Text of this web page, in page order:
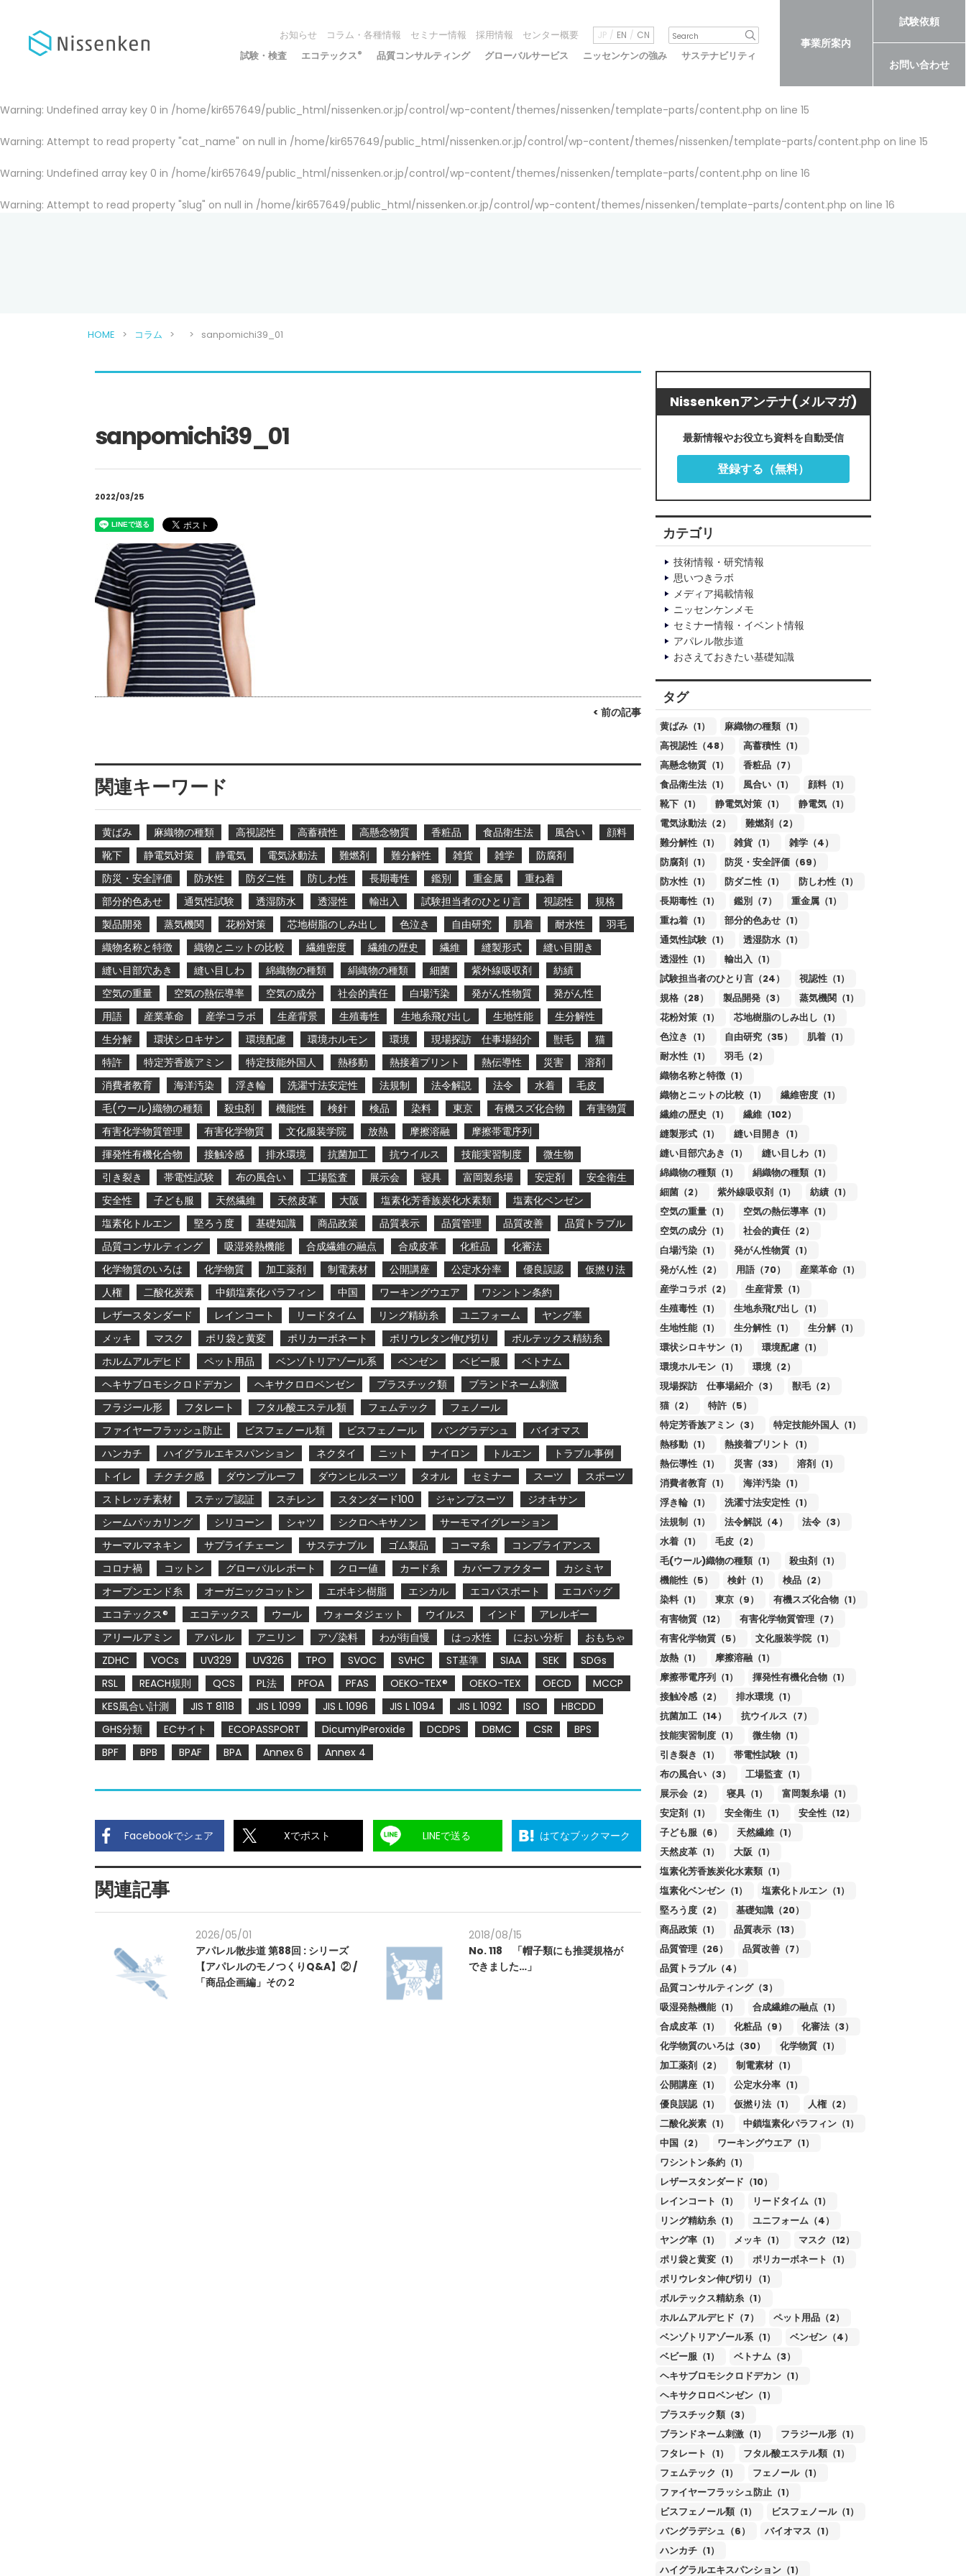
お知らせ コラム・各種情報 セミナー情報 採用情報 センター概要 JP EN CN
試験・検査 エコテックス® 品質コンサルティング グローバルサービス ニッセンケンの強み サステナビリティ
事業所案内
試験依頼
お問い合わせ
Warning: Undefined array key 0 in /home/kir657649/public_html/nissenken.or.jp/control/wp-content/themes/nissenken/template-parts/content.php on line 15
Warning: Attempt to read property "cat_name" on null in /home/kir657649/public_html/nissenken.or.jp/control/wp-content/themes/nissenken/template-parts/content.php on line 15
Warning: Undefined array key 0 in /home/kir657649/public_html/nissenken.or.jp/control/wp-content/themes/nissenken/template-parts/content.php on line 16
Warning: Attempt to read property "slug" on null in /home/kir657649/public_html/nissenken.or.jp/control/wp-content/themes/nissenken/template-parts/content.php on line 16
HOME コラム sanpomichi39_01
sanpomichi39_01
2022/03/25
< 前の記事
関連キーワード
黄ばみ 麻織物の種類 高視認性 高蓄積性 高懸念物質 香粧品 食品衛生法 風合い
顔料
靴下
静電気対策 静電気 電気泳動法 難燃剤 難分解性 雑貨 雑学
防腐剤
防災・安全評価
防水性 防ダニ性 防しわ性 長期毒性 鑑別 重金属
重ね着
部分的色あせ
通気性試験 透湿防水 透湿性 輸出入 試験担当者のひとり言 視認性
規格
製品開発
蒸気機関 花粉対策 芯地樹脂のしみ出し 色泣き 自由研究 肌着 耐水性
羽毛
織物名称と特徴
織物とニットの比較 繊維密度 繊維の歴史 繊維 縫製形式
縫い目開き
縫い目部穴あき
縫い目しわ 綿織物の種類 絹織物の種類 細菌 紫外線吸収剤
紡績
空気の重量
空気の熱伝導率 空気の成分 社会的責任 白場汚染 発がん性物質
発がん性
用語
産業革命 産学コラボ 生産背景 生殖毒性 生地糸飛び出し 生地性能
生分解性
生分解
環状シロキサン 環境配慮 環境ホルモン 環境 現場探訪 仕事場紹介 獣毛
猫
特許
特定芳香族アミン 特定技能外国人 熱移動 熱接着プリント 熱伝導性 災害
溶剤
消費者教育
海洋汚染 浮き輪 洗濯寸法安定性 法規制 法令解説 法令 水着
毛皮
毛(ウール)織物の種類
殺虫剤 機能性 検針 検品 染料 東京 有機スズ化合物
有害物質
有害化学物質管理
有害化学物質 文化服装学院 放熱 摩擦溶融
摩擦帯電序列
揮発性有機化合物
接触冷感 排水環境 抗菌加工 抗ウイルス 技能実習制度
微生物
引き裂き
帯電性試験 布の風合い 工場監査 展示会 寝具 富岡製糸場 安定剤
安全衛生
安全性
子ども服 天然繊維 天然皮革 大阪 塩素化芳香族炭化水素類
塩素化ベンゼン
塩素化トルエン
堅ろう度 基礎知識 商品政策 品質表示 品質管理 品質改善
品質トラブル
品質コンサルティング
吸湿発熱機能 合成繊維の融点 合成皮革 化粧品
化審法
化学物質のいろは
化学物質 加工薬剤 制電素材 公開講座 公定水分率 優良誤認
仮撚り法
人権
二酸化炭素 中鎖塩素化パラフィン 中国 ワーキングウエア
ワシントン条約
レザースタンダード
レインコート リードタイム リング精紡糸 ユニフォーム
ヤング率
メッキ
マスク ポリ袋と黄変 ポリカーボネート ポリウレタン伸び切り
ボルテックス精紡糸
ホルムアルデヒド
ペット用品 ベンゾトリアゾール系 ベンゼン ベビー服
ベトナム
ヘキサブロモシクロドデカン
ヘキサクロロベンゼン プラスチック類
ブランドネーム刺激
フラジール形
フタレート フタル酸エステル類 フェムテック
フェノール
ファイヤーフラッシュ防止
ビスフェノール類 ビスフェノール バングラデシュ
バイオマス
ハンカチ
ハイグラルエキスパンション ネクタイ ニット ナイロン トルエン
トラブル事例
トイレ
チクチク感 ダウンプルーフ ダウンヒルスーツ タオル セミナー スーツ
スポーツ
ストレッチ素材
ステップ認証 スチレン スタンダード100 ジャンプスーツ
ジオキサン
シームパッカリング
シリコーン シャツ シクロヘキサノン
サーモマイグレーション
サーマルマネキン
サプライチェーン サステナブル ゴム製品 コーマ糸
コンプライアンス
コロナ禍
コットン グローバルレポート クロー値 カード糸 カバーファクター
カシミヤ
オープンエンド糸
オーガニックコットン エポキシ樹脂 エシカル エコパスポート
エコバッグ
エコテックス®
エコテックス ウール ウォータジェット ウイルス インド
アレルギー
アリールアミン
アパレル アニリン アゾ染料 わが街自慢 はっ水性 におい分析
おもちゃ
ZDHC
VOCs UV329 UV326 TPO SVOC SVHC ST基準 SIAA SEK
SDGs
RSL
REACH規則 QCS PL法 PFOA PFAS OEKO-TEX® OEKO-TEX OECD
MCCP
KES風合い計測
JIS T 8118 JIS L 1099 JIS L 1096 JIS L 1094 JIS L 1092 ISO
HBCDD
GHS分類
ECサイト ECOPASSPORT DicumylPeroxide DCDPS DBMC CSR
BPS
BPF
BPB BPAF BPA Annex 6 Annex 4
Facebookでシェア Xでポスト LINEで送る はてなブックマーク
関連記事
2026/05/01
アパレル散歩道 第88回 : シリーズ
【アパレルのモノつくりQ&A】② /
「商品企画編」その２
2018/08/15
No. 118 「帽子類にも推奨規格が
できました…」
Nissenkenアンテナ(メルマガ)
最新情報やお役立ち資料を自動受信
登録する（無料）
カテゴリ
技術情報・研究情報
思いつきラボ
メディア掲載情報
ニッセンケンメモ
セミナー情報・イベント情報
アパレル散歩道
おさえておきたい基礎知識
タグ
黄ばみ（1）
麻織物の種類（1）
高視認性（48）
高蓄積性（1）
高懸念物質（1）
香粧品（7）
食品衛生法（1）
風合い（1）
顔料（1）
靴下（1）
静電気対策（1）
静電気（1）
電気泳動法（2）
難燃剤（2）
難分解性（1）
雑貨（1）
雑学（4）
防腐剤（1）
防災・安全評価（69）
防水性（1）
防ダニ性（1）
防しわ性（1）
長期毒性（1）
鑑別（7）
重金属（1）
重ね着（1）
部分的色あせ（1）
通気性試験（1）
透湿防水（1）
透湿性（1）
輸出入（1）
試験担当者のひとり言（24）
視認性（1）
規格（28）
製品開発（3）
蒸気機関（1）
花粉対策（1）
芯地樹脂のしみ出し（1）
色泣き（1）
自由研究（35）
肌着（1）
耐水性（1）
羽毛（2）
織物名称と特徴（1）
織物とニットの比較（1）
繊維密度（1）
繊維の歴史（1）
繊維（102）
縫製形式（1）
縫い目開き（1）
縫い目部穴あき（1）
縫い目しわ（1）
綿織物の種類（1）
絹織物の種類（1）
細菌（2）
紫外線吸収剤（1）
紡績（1）
空気の重量（1）
空気の熱伝導率（1）
空気の成分（1）
社会的責任（2）
白場汚染（1）
発がん性物質（1）
発がん性（2）
用語（70）
産業革命（1）
産学コラボ（2）
生産背景（1）
生殖毒性（1）
生地糸飛び出し（1）
生地性能（1）
生分解性（1）
生分解（1）
環状シロキサン（1）
環境配慮（1）
環境ホルモン（1）
環境（2）
現場探訪 仕事場紹介（3）
獣毛（2）
猫（2）
特許（5）
特定芳香族アミン（3）
特定技能外国人（1）
熱移動（1）
熱接着プリント（1）
熱伝導性（1）
災害（33）
溶剤（1）
消費者教育（1）
海洋汚染（1）
浮き輪（1）
洗濯寸法安定性（1）
法規制（1）
法令解説（4）
法令（3）
水着（1）
毛皮（2）
毛(ウール)織物の種類（1）
殺虫剤（1）
機能性（5）
検針（1）
検品（2）
染料（1）
東京（9）
有機スズ化合物（1）
有害物質（12）
有害化学物質管理（7）
有害化学物質（5）
文化服装学院（1）
放熱（1）
摩擦溶融（1）
摩擦帯電序列（1）
揮発性有機化合物（1）
接触冷感（2）
排水環境（1）
抗菌加工（14）
抗ウイルス（7）
技能実習制度（1）
微生物（1）
引き裂き（1）
帯電性試験（1）
布の風合い（3）
工場監査（1）
展示会（2）
寝具（1）
富岡製糸場（1）
安定剤（1）
安全衛生（1）
安全性（12）
子ども服（6）
天然繊維（1）
天然皮革（1）
大阪（1）
塩素化芳香族炭化水素類（1）
塩素化ベンゼン（1）
塩素化トルエン（1）
堅ろう度（2）
基礎知識（20）
商品政策（1）
品質表示（13）
品質管理（26）
品質改善（7）
品質トラブル（4）
品質コンサルティング（3）
吸湿発熱機能（1）
合成繊維の融点（1）
合成皮革（1）
化粧品（9）
化審法（3）
化学物質のいろは（30）
化学物質（1）
加工薬剤（2）
制電素材（1）
公開講座（1）
公定水分率（1）
優良誤認（1）
仮撚り法（1）
人権（2）
二酸化炭素（1）
中鎖塩素化パラフィン（1）
中国（2）
ワーキングウエア（1）
ワシントン条約（1）
レザースタンダード（10）
レインコート（1）
リードタイム（1）
リング精紡糸（1）
ユニフォーム（4）
ヤング率（1）
メッキ（1）
マスク（12）
ポリ袋と黄変（1）
ポリカーボネート（1）
ポリウレタン伸び切り（1）
ボルテックス精紡糸（1）
ホルムアルデヒド（7）
ペット用品（2）
ベンゾトリアゾール系（1）
ベンゼン（4）
ベビー服（1）
ベトナム（3）
ヘキサブロモシクロドデカン（1）
ヘキサクロロベンゼン（1）
プラスチック類（3）
ブランドネーム刺激（1）
フラジール形（1）
フタレート（1）
フタル酸エステル類（1）
フェムテック（1）
フェノール（1）
ファイヤーフラッシュ防止（1）
ビスフェノール類（1）
ビスフェノール（1）
バングラデシュ（6）
バイオマス（1）
ハンカチ（1）
ハイグラルエキスパンション（1）